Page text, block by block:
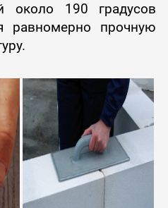
около 190 градусов
равномерно прочную